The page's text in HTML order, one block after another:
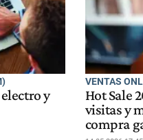
y
VENTAS
Hot Sale
visitas y
compra